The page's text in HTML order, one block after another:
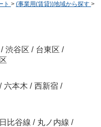
ト > (事業用(賃貸))地域から探す >
/ 渋谷区 / 台東区 /
/ 六本木 / 西新宿 /
日比谷線 / 丸ノ内線 /